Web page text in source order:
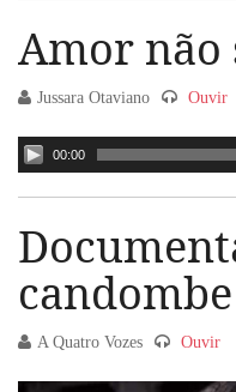
Amor não
Jussara Otaviano Ouvir
00:00
candombe
A Quatro Vozes Ouvir